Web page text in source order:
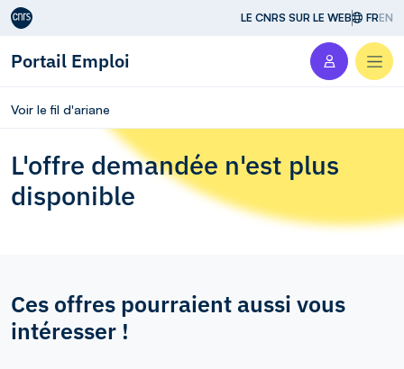
Aller au contenu LE CNRS SUR LE WEB FREN
Portail Emploi
Voir le fil d'ariane
L'offre demandée n'est plus
disponible
Ces offres pourraient aussi vous
intéresser !